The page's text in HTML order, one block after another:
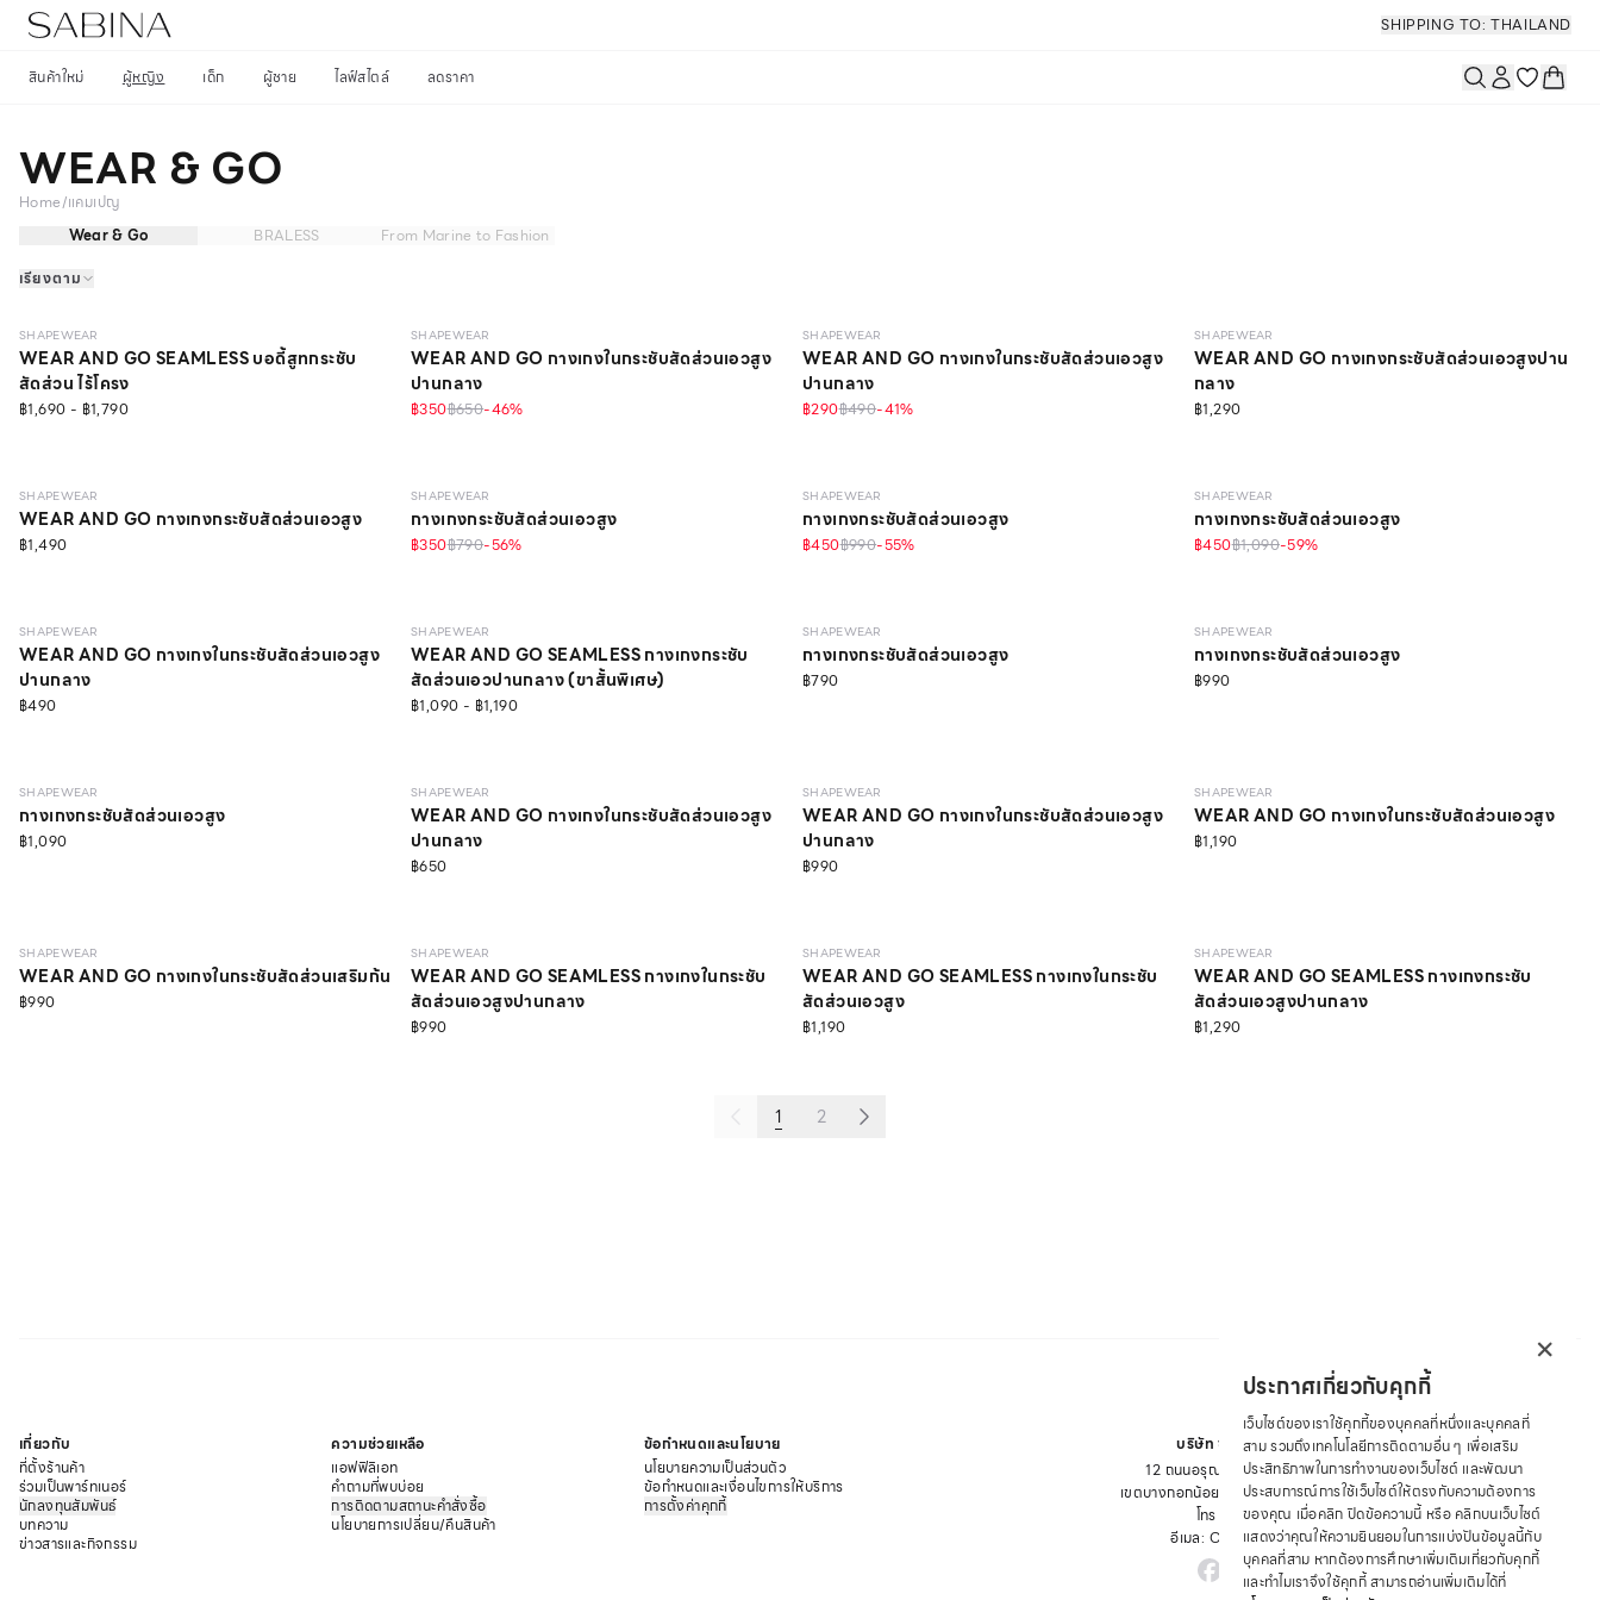
SHIPPING TO: THAILAND
สินค้าใหม่ ผู้หญิง เด็ก ผู้ชาย ไลฟ์สไตล์ ลดราคา
WEAR & GO
Home/แคมเปญ
Wear & Go
BRALESS
From Marine to Fashion
เรียงตาม
LIGHT
SHAPEWEAR
WEAR AND GO SEAMLESS บอดี้สูทกระชับ
สัดส่วน ไร้โครง
฿1,690 - ฿1,790
SHAPEWEAR
WEAR AND GO กางเกงในกระชับสัดส่วนเอวสูง
ปานกลาง
฿350฿650-46%
SHAPEWEAR
WEAR AND GO กางเกงในกระชับสัดส่วนเอวสูง
ปานกลาง
฿290฿490-41%
SHAPEWEAR
WEAR AND GO กางเกงกระชับสัดส่วนเอวสูงปาน
กลาง
฿1,290
SHAPEWEAR
WEAR AND GO กางเกงกระชับสัดส่วนเอวสูง
฿1,490
SHAPEWEAR
กางเกงกระชับสัดส่วนเอวสูง
฿350฿790-56%
SHAPEWEAR
กางเกงกระชับสัดส่วนเอวสูง
฿450฿990-55%
SHAPEWEAR
กางเกงกระชับสัดส่วนเอวสูง
฿450฿1,090-59%
SHAPEWEAR
WEAR AND GO กางเกงในกระชับสัดส่วนเอวสูง
ปานกลาง
฿490
SHAPEWEAR
WEAR AND GO SEAMLESS กางเกงกระชับ
สัดส่วนเอวปานกลาง (ขาสั้นพิเศษ)
฿1,090 - ฿1,190
SHAPEWEAR
กางเกงกระชับสัดส่วนเอวสูง
฿790
SHAPEWEAR
กางเกงกระชับสัดส่วนเอวสูง
฿990
SHAPEWEAR
กางเกงกระชับสัดส่วนเอวสูง
฿1,090
SHAPEWEAR
WEAR AND GO กางเกงในกระชับสัดส่วนเอวสูง
ปานกลาง
฿650
SHAPEWEAR
WEAR AND GO กางเกงในกระชับสัดส่วนเอวสูง
ปานกลาง
฿990
SHAPEWEAR
WEAR AND GO กางเกงในกระชับสัดส่วนเอวสูง
฿1,190
SHAPEWEAR
WEAR AND GO กางเกงในกระชับสัดส่วนเสริมก้น
฿990
SHAPEWEAR
WEAR AND GO SEAMLESS กางเกงในกระชับ
สัดส่วนเอวสูงปานกลาง
฿990
SHAPEWEAR
WEAR AND GO SEAMLESS กางเกงในกระชับ
สัดส่วนเอวสูง
฿1,190
SHAPEWEAR
WEAR AND GO SEAMLESS กางเกงกระชับ
สัดส่วนเอวสูงปานกลาง
฿1,290
1 2
เกี่ยวกับ
ที่ตั้งร้านค้า
ร่วมเป็นพาร์ทเนอร์
นักลงทุนสัมพันธ์
บทความ
ข่าวสารและกิจกรรม
ความช่วยเหลือ
แอฟฟิลิเอท
คำถามที่พบบ่อย
การติดตามสถานะคำสั่งซื้อ
นโยบายการเปลี่ยน/คืนสินค้า
ข้อกำหนดและนโยบาย
นโยบายความเป็นส่วนตัว
ข้อกำหนดและเงื่อนไขการให้บริการ
การตั้งค่าคุกกี้
บริษัท ซาบีน่า ฟาร์อีสท์ จำกัด
12 ถนนอรุณอมรินทร์ แขวงอรุณอมรินทร์
เขตบางกอกน้อย จังหวัด กรุงเทพมหานคร 10700
โทร : +66 2 422 9430
อีเมล: CRM@SABINA.CO.TH
×
ประกาศเกี่ยวกับคุกกี้
เว็บไซต์ของเราใช้คุกกี้ของบุคคลที่หนึ่งและบุคคลที่
สาม รวมถึงเทคโนโลยีการติดตามอื่น ๆ เพื่อเสริม
ประสิทธิภาพในการทำงานของเว็บไซต์ และพัฒนา
ประสบการณ์การใช้เว็บไซต์ให้ตรงกับความต้องการ
ของคุณ เมื่อคลิก ปิดข้อความนี้ หรือ คลิกบนเว็บไซต์
แสดงว่าคุณให้ความยินยอมในการแบ่งปันข้อมูลนี้กับ
บุคคลที่สาม หากต้องการศึกษาเพิ่มเติมเกี่ยวกับคุกกี้
และทำไมเราจึงใช้คุกกี้ สามารถอ่านเพิ่มเติมได้ที่